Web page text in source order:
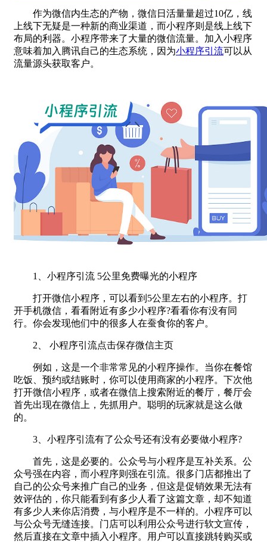
作为微信内生态的产物，微信日活量量超过10亿，线
上线下无疑是一种新的商业渠道，而小程序则是线上线下
布局的利器。小程序带来了大量的微信流量。加入小程序
意味着加入腾讯自己的生态系统，因为小程序引流可以从
流量源头获取客户。
1、小程序引流 5公里免费曝光的小程序
打开微信小程序，可以看到5公里左右的小程序。打
开手机微信，看看附近有多少小程序?看看你有没有同
行。你会发现他们中的很多人在蚕食你的客户。
2、 小程序引流点击保存微信主页
例如，这是一个非常常见的小程序操作。当你在餐馆
吃饭、预约或结账时，你可以使用商家的小程序。下次他
打开微信小程序，或者在微信上搜索附近的餐厅，餐厅会
首先出现在微信上，先抓用户。聪明的玩家就是这么做
的。
3、小程序引流有了公众号还有没有必要做小程序?
首先，这是必要的。公众号与小程序是互补关系。公
众号强在内容，而小程序则强在引流。很多门店都推出了
自己的公众号来推广自己的业务，但这是促销效果无法有
效评估的，你只能看到有多少人看了这篇文章，却不知道
有多少人来你店消费，与小程序是不一样的。小程序可以
与公众号无缝连接。门店可以利用公众号进行软文宣传，
然后直接在文章中插入小程序。用户可以直接跳转购买或